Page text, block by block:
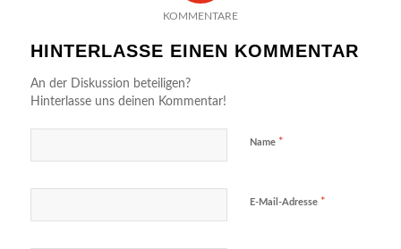
KOMMENTARE
HINTERLASSE EINEN KOMMENTAR
An der Diskussion beteiligen?
Hinterlasse uns deinen Kommentar!
Name *
E-Mail-Adresse *